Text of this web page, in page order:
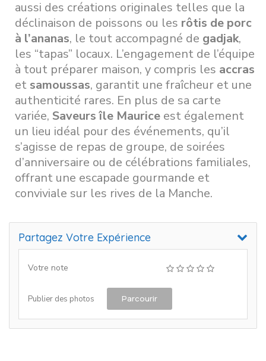
aussi des créations originales telles que la
déclinaison de poissons ou les rôtis de porc
à l’ananas, le tout accompagné de gadjak,
les “tapas” locaux. L’engagement de l’équipe
à tout préparer maison, y compris les accras
et samoussas, garantit une fraîcheur et une
authenticité rares. En plus de sa carte
variée, Saveurs île Maurice est également
un lieu idéal pour des événements, qu’il
s’agisse de repas de groupe, de soirées
d’anniversaire ou de célébrations familiales,
offrant une escapade gourmande et
conviviale sur les rives de la Manche.
Partagez Votre Expérience
Votre note
Publier des photos Parcourir